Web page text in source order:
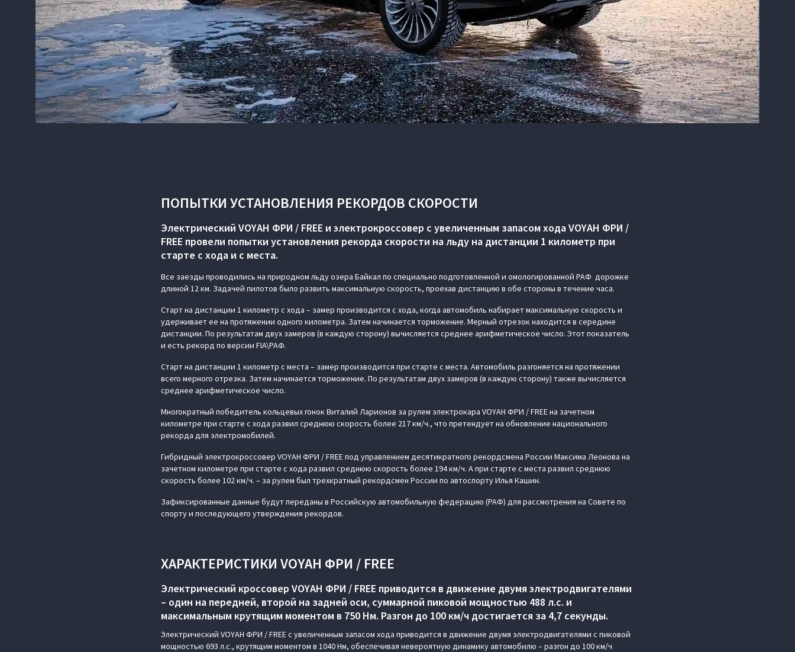
ПОПЫТКИ УСТАНОВЛЕНИЯ РЕКОРДОВ СКОРОСТИ
Электрический VOYAH ФРИ / FREE и электрокроссовер с увеличенным запасом хода VOYAH ФРИ /
FREE провели попытки установления рекорда скорости на льду на дистанции 1 километр при
старте с хода и с места.
Все заезды проводились на природном льду озера Байкал по специально подготовленной и омологированной РАФ дорожке
длиной 12 км. Задачей пилотов было развить максимальную скорость, проехав дистанцию в обе стороны в течение часа.
Старт на дистанции 1 километр с хода – замер производится с хода, когда автомобиль набирает максимальную скорость и
удерживает ее на протяжении одного километра. Затем начинается торможение. Мерный отрезок находится в середине
дистанции. По результатам двух замеров (в каждую сторону) вычисляется среднее арифметическое число. Этот показатель
и есть рекорд по версии FIA\РАФ.
Старт на дистанции 1 километр с места – замер производится при старте с места. Автомобиль разгоняется на протяжении
всего мерного отрезка. Затем начинается торможение. По результатам двух замеров (в каждую сторону) также вычисляется
среднее арифметическое число.
Многократный победитель кольцевых гонок Виталий Ларионов за рулем электрокара VOYAH ФРИ / FREE на зачетном
километре при старте с хода развил среднюю скорость более 217 км/ч., что претендует на обновление национального
рекорда для электромобилей.
Гибридный электрокроссовер VOYAH ФРИ / FREE под управлением десятикратного рекордсмена России Максима Леонова на
зачетном километре при старте с хода развил среднюю скорость более 194 км/ч. А при старте с места развил среднюю
скорость более 102 км/ч. – за рулем был трехкратный рекордсмен России по автоспорту Илья Кашин.
Зафиксированные данные будут переданы в Российскую автомобильную федерацию (РАФ) для рассмотрения на Совете по
спорту и последующего утверждения рекордов.
ХАРАКТЕРИСТИКИ VOYAH ФРИ / FREE
Электрический кроссовер VOYAH ФРИ / FREE приводится в движение двумя электродвигателями
– один на передней, второй на задней оси, суммарной пиковой мощностью 488 л.с. и
максимальным крутящим моментом в 750 Нм. Разгон до 100 км/ч достигается за 4,7 секунды.
Электрический VOYAH ФРИ / FREE с увеличенным запасом хода приводится в движение двумя электродвигателями с пиковой
мощностью 693 л.с., крутящим моментом в 1040 Нм, обеспечивая невероятную динамику автомобилю – разгон до 100 км/ч